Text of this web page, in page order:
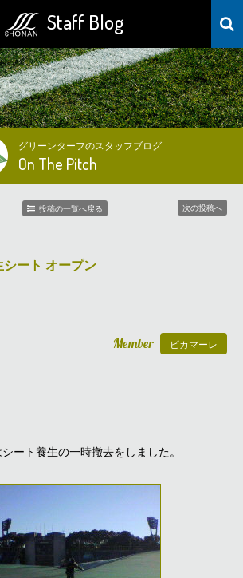
Staff Blog
グリーンターフのスタッフブログ
On The Pitch
投稿の一覧へ戻る 次の投稿へ
シート オープン
Member ピカマーレ
ート養生の一時撤去をしました。